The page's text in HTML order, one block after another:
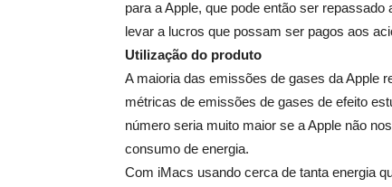
para a Apple, que pode então ser
levar a lucros que possam ser pagos aos
Utilização do produto
A maioria das emissões de gases da Apple
métricas de emissões de gases de efeito
número seria muito maior se a Apple não
consumo de energia.
Com iMacs usando cerca de tanta energia